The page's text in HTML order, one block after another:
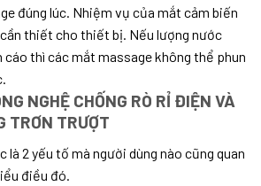
đúng lúc. Nhiệm vụ của mắt cảm biến
thiết cho thiết bị. Nếu lượng nước
cáo thì các mắt massage không thể phun
NGHỆ CHỐNG RÒ RỈ ĐIỆN VÀ
TRƠN TRƯỢT
là 2 yếu tố mà người dùng nào cũng quan
điều đó.